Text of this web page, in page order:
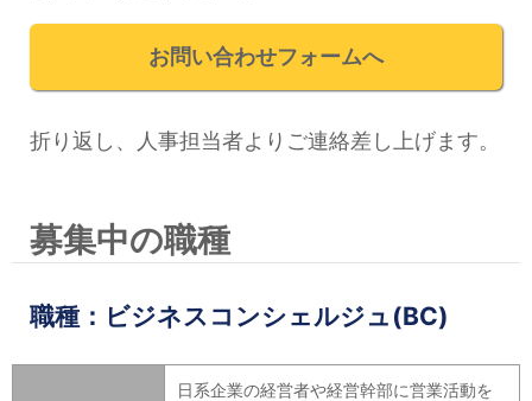
お問い合わせフォームへ
折り返し、人事担当者よりご連絡差し上げます。
募集中の職種
職種：ビジネスコンシェルジュ(BC)
日系企業の経営者や経営幹部に営業活動を